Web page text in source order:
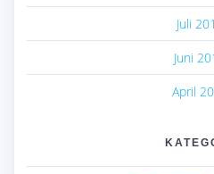
Juli
Juni
April